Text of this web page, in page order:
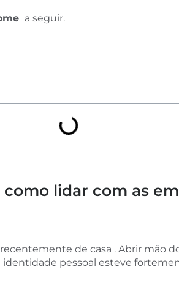
a seguir.
lidar com as
de casa . Abrir mão
pessoal esteve